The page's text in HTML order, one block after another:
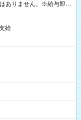
ありません。※給与即受
給